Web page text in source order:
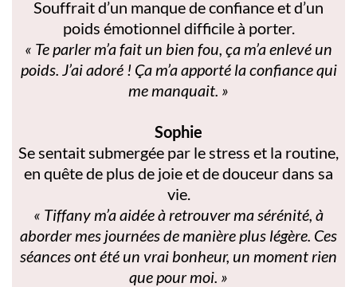
Souffrait d’un manque de confiance et d’un
poids émotionnel difficile à porter.
« Te parler m’a fait un bien fou, ça m’a enlevé un
poids. J’ai adoré ! Ça m’a apporté la confiance qui
me manquait. »
Sophie
Se sentait submergée par le stress et la routine,
en quête de plus de joie et de douceur dans sa
vie.
« Tiffany m’a aidée à retrouver ma sérénité, à
aborder mes journées de manière plus légère. Ces
séances ont été un vrai bonheur, un moment rien
que pour moi. »